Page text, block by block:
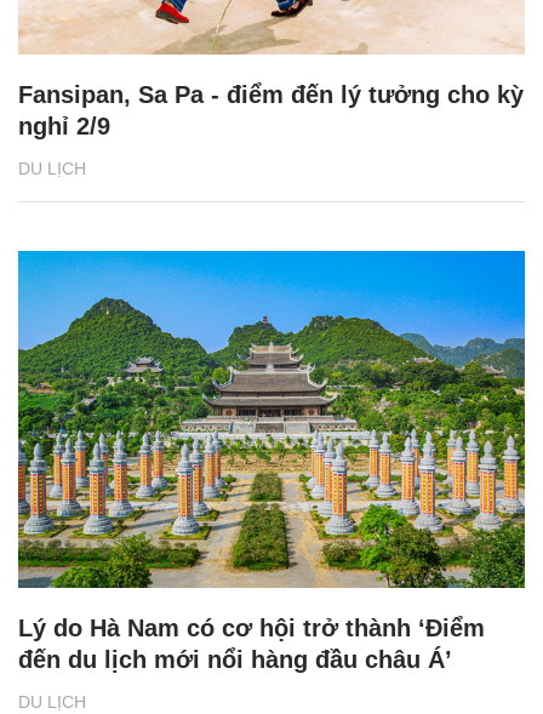
DU LỊCH
Fansipan, Sa Pa - điểm đến lý tưởng cho kỳ
nghỉ 2/9
DU LỊCH
Lý do Hà Nam có cơ hội trở thành ‘Điểm
đến du lịch mới nổi hàng đầu châu Á’